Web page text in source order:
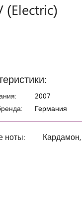
(Electric)
2007
Германия
ноты: